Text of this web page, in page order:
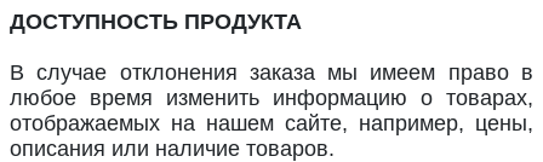
ДОСТУПНОСТЬ ПРОДУКТА
В случае отклонения заказа мы имеем право в
любое время изменить информацию о товарах,
отображаемых на нашем сайте, например, цены,
описания или наличие товаров.